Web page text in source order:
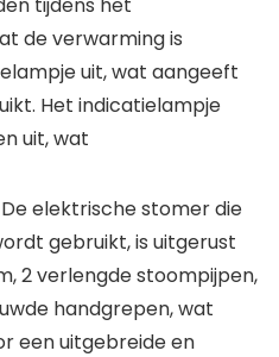
de verwarming is
uit, wat aangeeft
Het indicatielampje
uit, wat
De elektrische stomer die
gebruikt, is uitgerust
2 verlengde stoompijpen,
handgrepen, wat
een uitgebreide en